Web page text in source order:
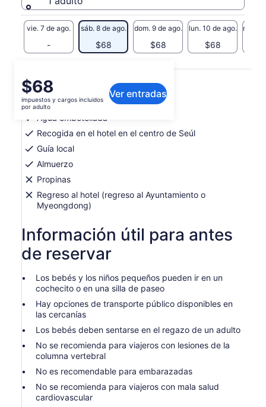
vie. 7 de ago.
-
sáb. 8 de ago.
$68
dom. 9 de ago.
$68
lun. 10 de ago.
$68
mar.
El
precio
es
de
$68.
adulto
$68
impuestos y cargos incluidos
por adulto
Ver entradas
Qué incluye o no
Conductor / Guía
Agua embotellada
Recogida en el hotel en el centro de Seúl
Guía local
Almuerzo
Propinas
Regreso al hotel (regreso al Ayuntamiento o
Myeongdong)
Información útil para antes
de reservar
Los bebés y los niños pequeños pueden ir en un
cochecito o en una silla de paseo
Hay opciones de transporte público disponibles en
las cercanías
Los bebés deben sentarse en el regazo de un adulto
No se recomienda para viajeros con lesiones de la
columna vertebral
No es recomendable para embarazadas
No se recomienda para viajeros con mala salud
cardiovascular